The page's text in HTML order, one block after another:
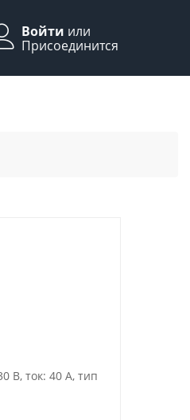
Войти или
Присоединится
В, ток: 40 A, тип